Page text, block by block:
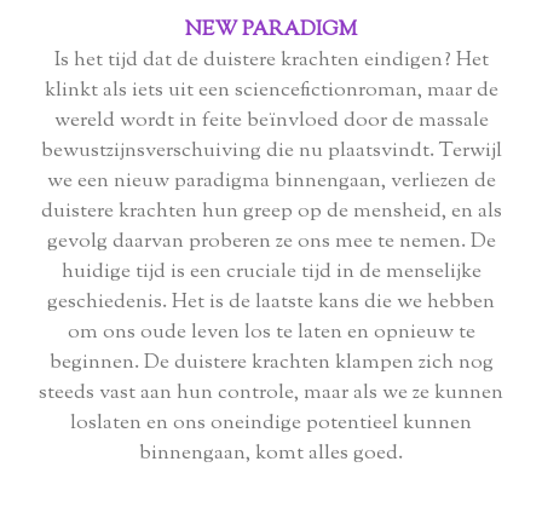
NEW PARADIGM
Is het tijd dat de duistere krachten eindigen? Het
klinkt als iets uit een sciencefictionroman, maar de
wereld wordt in feite beïnvloed door de massale
bewustzijnsverschuiving die nu plaatsvindt. Terwijl
we een nieuw paradigma binnengaan, verliezen de
duistere krachten hun greep op de mensheid, en als
gevolg daarvan proberen ze ons mee te nemen. De
huidige tijd is een cruciale tijd in de menselijke
geschiedenis. Het is de laatste kans die we hebben
om ons oude leven los te laten en opnieuw te
beginnen. De duistere krachten klampen zich nog
steeds vast aan hun controle, maar als we ze kunnen
loslaten en ons oneindige potentieel kunnen
binnengaan, komt alles goed.